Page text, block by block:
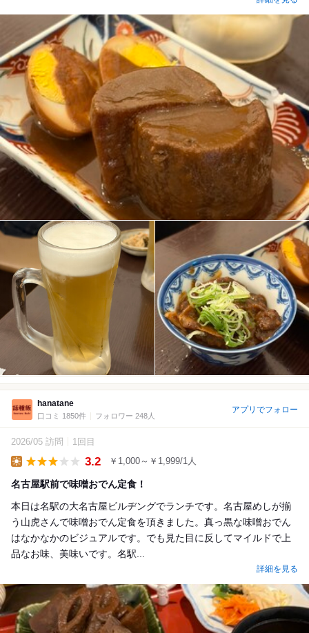
hanatane
口コミ 1850件 フォロワー 248人
アプリでフォロー
2026/05 訪問 1回目
3.2 ￥1,000～￥1,999/1人
名古屋駅前で味噌おでん定食！
本日は名駅の大名古屋ビルヂングでランチです。名古屋めしが揃
う山虎さんで味噌おでん定食を頂きました。真っ黒な味噌おでん
はなかなかのビジュアルです。でも見た目に反してマイルドで上
品なお味、美味いです。名駅...
詳細を見る